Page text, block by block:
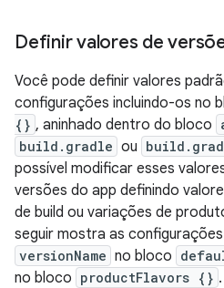
Definir valores de
Você pode definir valores
configurações incluindo-os no
{} , aninhado dentro do bloco
build.gradle ou
possível modificar esses
versões do app definindo
de build ou variações de
seguir mostra as
versionName no bloco
no bloco productFlavors {} .